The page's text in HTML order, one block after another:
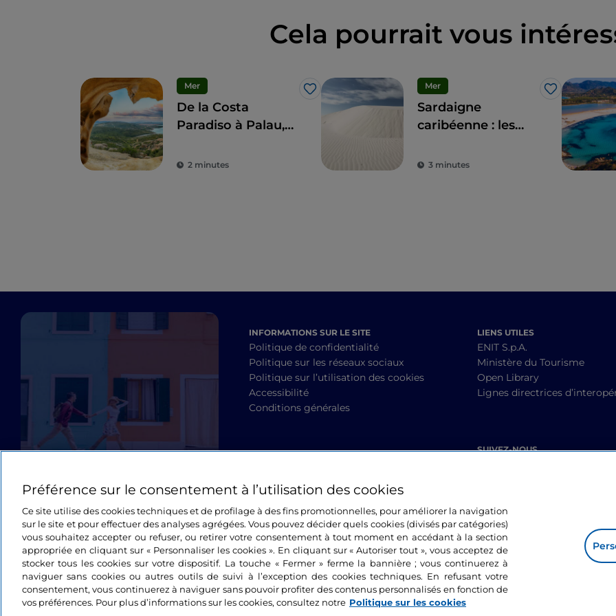
Cela pourrait vous
Mer
J’aime
De la Costa
Paradiso à Palau,
culture
2 minutes
Mer
J’aime
Sardaigne
caribéenne : les
de Porto Pino
3 minutes
INFORMATIONS SUR LE SITE
Politique de confidentialité
Politique sur les réseaux sociaux
Politique sur l’utilisation des cookies
Accessibilité
Conditions générales
LIENS UTILES
ENIT S.p.A.
Ministère du Tourisme
Open Library
Lignes directrices
SUIVEZ-NOUS
Préférence sur le consentement à l’utilisation des cookies
Ce site utilise des cookies techniques et de profilage à des fins promotionnelles, pour améliorer la navigation
sur le site et pour effectuer des analyses agrégées. Vous pouvez décider quels cookies (divisés par catégories)
vous souhaitez accepter ou refuser, ou retirer votre consentement à tout moment en accédant à la section
appropriée en cliquant sur « Personnaliser les cookies ». En cliquant sur « Autoriser tout », vous acceptez de
stocker tous les cookies sur votre dispositif. La touche « Fermer » ferme la bannière ; vous continuerez à
naviguer sans cookies ou autres outils de suivi à l’exception des cookies techniques. En refusant votre
consentement, vous continuerez à naviguer sans pouvoir profiter des contenus personnalisés en fonction de
vos préférences. Pour plus d’informations sur les cookies, consultez notre Politique sur les cookies